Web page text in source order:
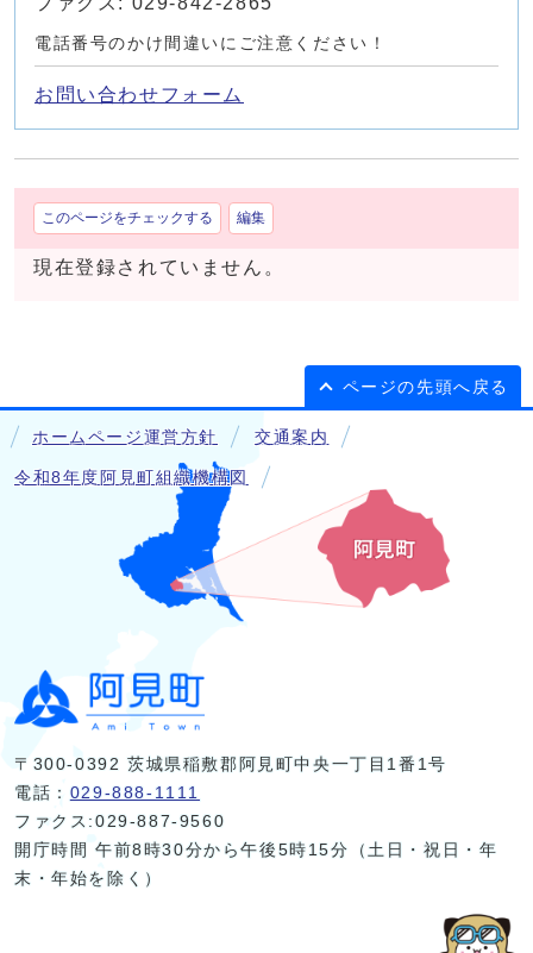
電話番号のかけ間違いにご注意ください！
お問い合わせフォーム
このページをチェックする 編集
現在登録されていません。
ページの先頭へ戻る
ホームページ運営方針 交通案内
令和8年度阿見町組織機構図
〒300-0392 茨城県稲敷郡阿見町中央一丁目1番1号
電話： 029-888-1111
ファクス:029-887-9560
開庁時間 午前8時30分から午後5時15分（土日・祝日・年
末・年始を除く）